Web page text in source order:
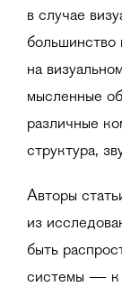
в случае
большинство
на
мысленные
различные
структура,
Авторы
из
быть
системы — к